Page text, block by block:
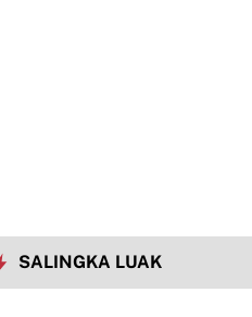
SALINGKA LUAK